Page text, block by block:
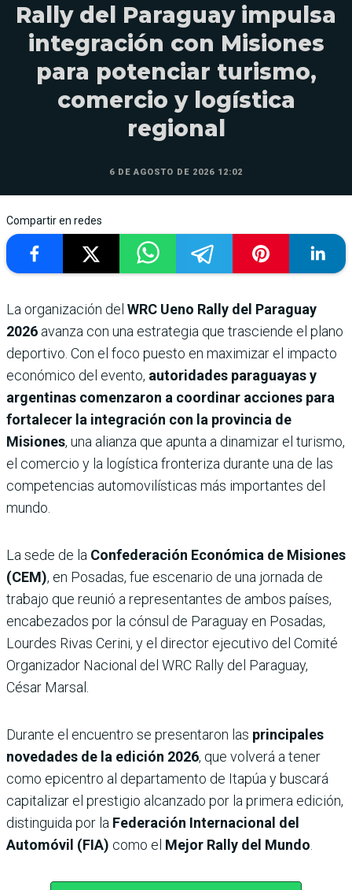
Rally del Paraguay impulsa
integración con Misiones
para potenciar turismo,
comercio y logística
regional
6 DE AGOSTO DE 2026 12:02
Compartir en redes
La organización del WRC Ueno Rally del Paraguay
2026 avanza con una estrategia que trasciende el plano
deportivo. Con el foco puesto en maximizar el impacto
económico del evento, autoridades paraguayas y
argentinas comenzaron a coordinar acciones para
fortalecer la integración con la provincia de
Misiones, una alianza que apunta a dinamizar el turismo,
el comercio y la logística fronteriza durante una de las
competencias automovilísticas más importantes del
mundo.
La sede de la Confederación Económica de Misiones
(CEM), en Posadas, fue escenario de una jornada de
trabajo que reunió a representantes de ambos países,
encabezados por la cónsul de Paraguay en Posadas,
Lourdes Rivas Cerini, y el director ejecutivo del Comité
Organizador Nacional del WRC Rally del Paraguay,
César Marsal.
Durante el encuentro se presentaron las principales
novedades de la edición 2026, que volverá a tener
como epicentro al departamento de Itapúa y buscará
capitalizar el prestigio alcanzado por la primera edición,
distinguida por la Federación Internacional del
Automóvil (FIA) como el Mejor Rally del Mundo